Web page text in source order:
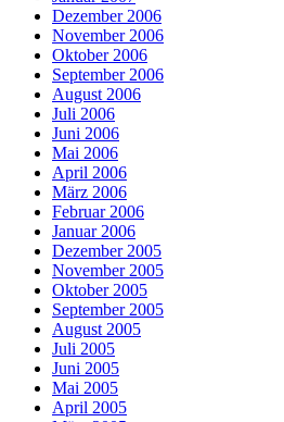
Dezember 2006
November 2006
Oktober 2006
September 2006
August 2006
Juli 2006
Juni 2006
Mai 2006
April 2006
März 2006
Februar 2006
Januar 2006
Dezember 2005
November 2005
Oktober 2005
September 2005
August 2005
Juli 2005
Juni 2005
Mai 2005
April 2005